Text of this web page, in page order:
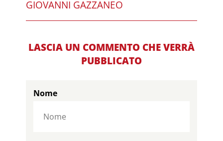
GIOVANNI GAZZANEO
LASCIA UN COMMENTO CHE VERRÀ
PUBBLICATO
Nome